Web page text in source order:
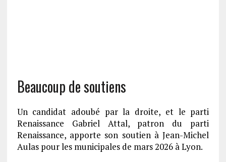
Beaucoup de soutiens
Un candidat adoubé par la droite, et le parti
Renaissance Gabriel Attal, patron du parti
Renaissance, apporte son soutien à Jean-Michel
Aulas pour les municipales de mars 2026 à Lyon.